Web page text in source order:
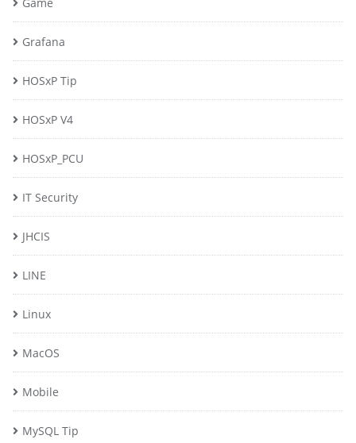
Game
Grafana
HOSxP Tip
HOSxP V4
HOSxP_PCU
IT Security
JHCIS
LINE
Linux
MacOS
Mobile
MySQL Tip